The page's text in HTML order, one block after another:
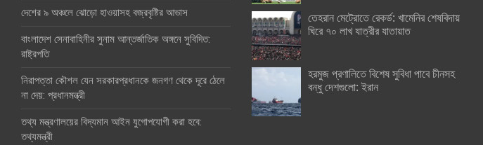
দেশের ৯ অঞ্চলে ঝোড়ো হাওয়াসহ বজ্রবৃষ্টির আভাস
বাংলাদেশ সেনাবাহিনীর সুনাম আন্তর্জাতিক অঙ্গনে সুবিদিত:
রাষ্ট্রপতি
নিরাপত্তা কৌশল যেন সরকারপ্রধানকে জনগণ থেকে দূরে ঠেলে
না দেয়: প্রধানমন্ত্রী
তথ্য মন্ত্রণালয়ের বিদ্যমান আইন যুগোপযোগী করা হবে:
তথ্যমন্ত্রী
তেহরান মেট্রোতে রেকর্ড: খামেনির শেষবিদায়
ঘিরে ৭০ লাখ যাত্রীর যাতায়াত
হরমুজ প্রণালিতে বিশেষ সুবিধা পাবে চীনসহ
বন্ধু দেশগুলো: ইরান